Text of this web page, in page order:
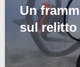
Un
sul relitto